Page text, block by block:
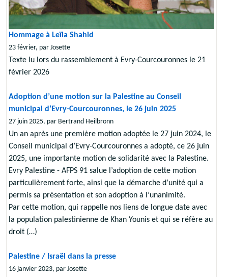
Hommage à Leïla Shahid
23 février, par Josette
Texte lu lors du rassemblement à Evry-Courcouronnes le 21
février 2026
Adoption d’une motion sur la Palestine au Conseil
municipal d’Evry-Courcouronnes, le 26 juin 2025
27 juin 2025, par Bertrand Heilbronn
Un an après une première motion adoptée le 27 juin 2024, le
Conseil municipal d’Evry-Courcouronnes a adopté, ce 26 juin
2025, une importante motion de solidarité avec la Palestine.
Evry Palestine - AFPS 91 salue l’adoption de cette motion
particulièrement forte, ainsi que la démarche d’unité qui a
permis sa présentation et son adoption à l’unanimité.
Par cette motion, qui rappelle nos liens de longue date avec
la population palestinienne de Khan Younis et qui se réfère au
droit (…)
Palestine / Israël dans la presse
16 janvier 2023, par Josette